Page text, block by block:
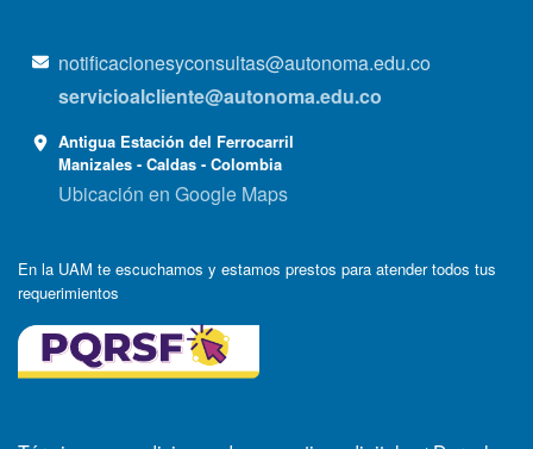
notificacionesyconsultas@autonoma.edu.co
servicioalcliente@autonoma.edu.co
Antigua Estación del Ferrocarril
Manizales - Caldas - Colombia
Ubicación en Google Maps
En la UAM te escuchamos y estamos prestos para atender todos tus
requerimientos